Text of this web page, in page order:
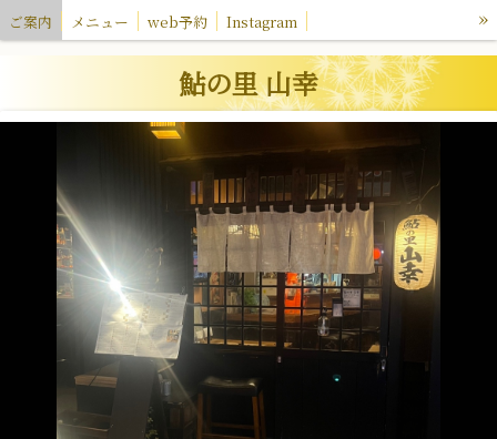
ご案内 メニュー web予約
Instagram
鮎の里 山幸 予約ページ
»
鮎の里 山幸